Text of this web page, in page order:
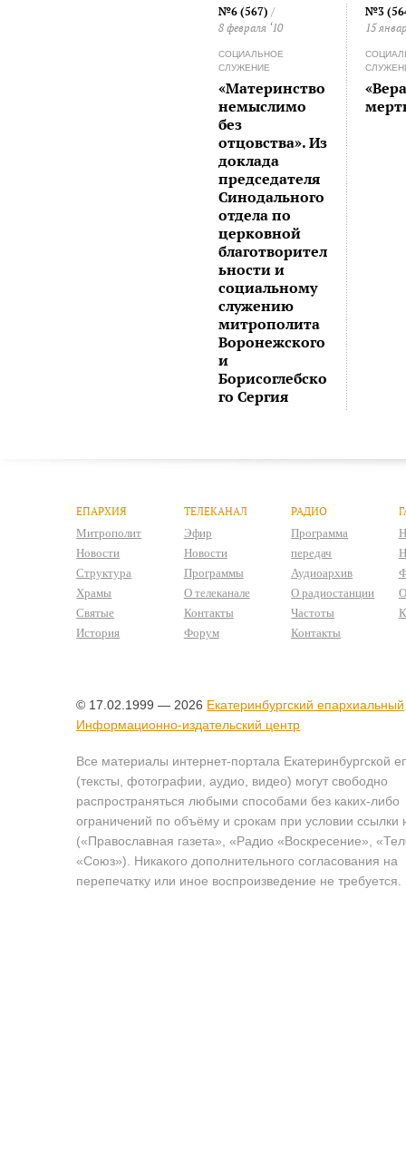
№6 (567) /
8 февраля ‘10
СОЦИАЛЬНОЕ
СЛУЖЕНИЕ
«Материнство
немыслимо
без
отцовства». Из
доклада
председателя
Синодального
отдела по
церковной
благотворител
ьности и
социальному
служению
митрополита
Воронежского
и
Борисоглебско
го Сергия
№3
15
ЕПАРХИЯ
Митрополит
Новости
Структура
Храмы
Святые
История
ТЕЛЕКАНАЛ
Эфир
Новости
Программы
О телеканале
Контакты
Форум
РАДИО
Программа
передач
Аудиоархив
О радиостанции
Частоты
Контакты
© 17.02.1999 — 2026 Екатеринбургский епархиальный
Информационно-издательский центр
Все материалы интернет-портала Екатеринбургской
(тексты, фотографии, аудио, видео) могут свободно
распространяться любыми способами без каких-либо
ограничений по объёму и срокам при условии ссылки
(«Православная газета», «Радио «Воскресение»,
«Союз»). Никакого дополнительного согласования на
перепечатку или иное воспроизведение не требуется.